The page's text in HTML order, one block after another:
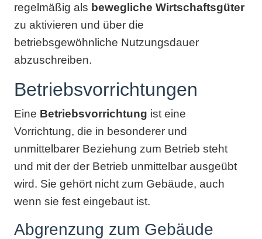
regelmäßig als bewegliche Wirtschaftsgüter
zu aktivieren und über die
betriebsgewöhnliche Nutzungsdauer
abzuschreiben.
Betriebsvorrichtungen
Eine Betriebsvorrichtung ist eine
Vorrichtung, die in besonderer und
unmittelbarer Beziehung zum Betrieb steht
und mit der der Betrieb unmittelbar ausgeübt
wird. Sie gehört nicht zum Gebäude, auch
wenn sie fest eingebaut ist.
Abgrenzung zum Gebäude